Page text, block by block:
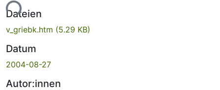
Dateien
v_griebk.htm (5.29 KB)
Datum
2004-08-27
Autor:innen